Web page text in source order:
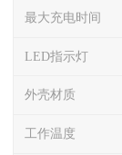
最大充电时间
LED指示灯
外壳材质
工作温度